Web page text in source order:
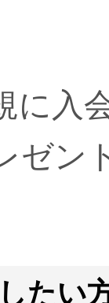
に入
ゼン
たい